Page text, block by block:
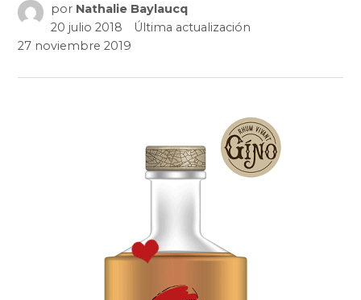
por Nathalie Baylaucq
20 julio 2018
Última actualización
27 noviembre 2019